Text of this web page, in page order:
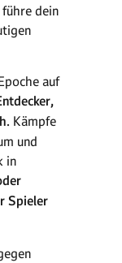
dein
auf
Kämpfe
und
in
Spieler